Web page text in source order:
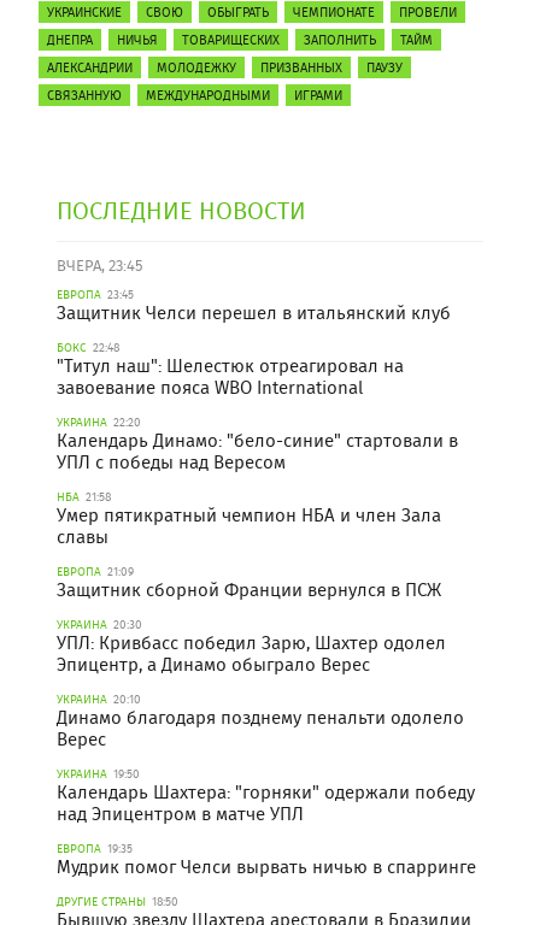
УКРАИНСКИЕ
СВОЮ ОБЫГРАТЬ ЧЕМПИОНАТЕ
ПРОВЕЛИ
ДНЕПРА
НИЧЬЯ ТОВАРИЩЕСКИХ ЗАПОЛНИТЬ
ТАЙМ
АЛЕКСАНДРИИ
МОЛОДЕЖКУ ПРИЗВАННЫХ
ПАУЗУ
СВЯЗАННУЮ
МЕЖДУНАРОДНЫМИ ИГРАМИ
ПОСЛЕДНИЕ НОВОСТИ
ВЧЕРА, 23:45
ЕВРОПА 23:45
Защитник Челси перешел в итальянский клуб
БОКС 22:48
"Титул наш": Шелестюк отреагировал на
завоевание пояса WBO International
УКРАИНА 22:20
Календарь Динамо: "бело-синие" стартовали в
УПЛ с победы над Вересом
НБА 21:58
Умер пятикратный чемпион НБА и член Зала
славы
ЕВРОПА 21:09
Защитник сборной Франции вернулся в ПСЖ
УКРАИНА 20:30
УПЛ: Кривбасс победил Зарю, Шахтер одолел
Эпицентр, а Динамо обыграло Верес
УКРАИНА 20:10
Динамо благодаря позднему пенальти одолело
Верес
УКРАИНА 19:50
Календарь Шахтера: "горняки" одержали победу
над Эпицентром в матче УПЛ
ЕВРОПА 19:35
Мудрик помог Челси вырвать ничью в спарринге
ДРУГИЕ СТРАНЫ 18:50